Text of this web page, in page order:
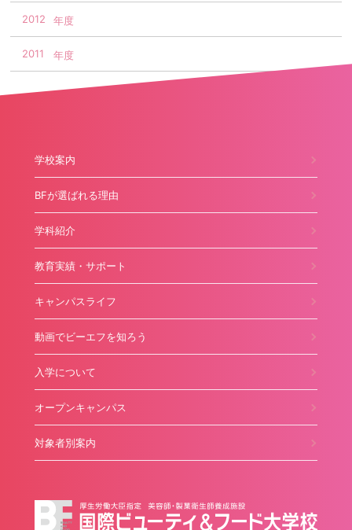
2012
2011
学校案内
BFが選ばれる理由
学科紹介
教育実績・サポート
キャンパスライフ
動画でビーエフを知ろう
入学について
オープンキャンパス
対象者別案内